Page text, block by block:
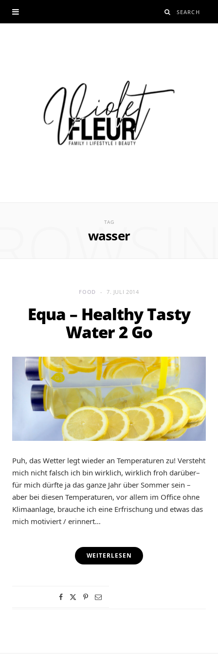
TAG
wasser
FOOD 7. JULI 2014
Equa – Healthy Tasty
Water 2 Go
Puh, das Wetter legt wieder an Temperaturen zu! Versteht
mich nicht falsch ich bin wirklich, wirklich froh darüber–
für mich dürfte ja das ganze Jahr über Sommer sein –
aber bei diesen Temperaturen, vor allem im Office ohne
Klimaanlage, brauche ich eine Erfrischung und etwas das
mich motiviert / erinnert…
WEITERLESEN